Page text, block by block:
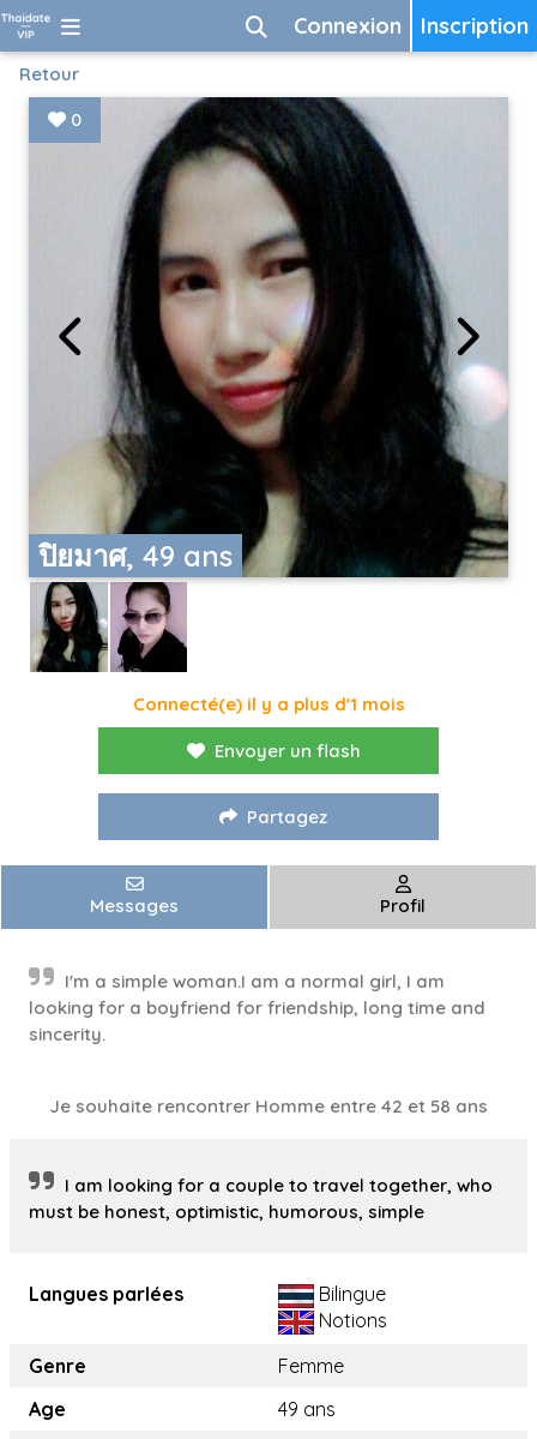
Inscription
Connexion
Retour
ปิยมาศ, 49 ans
0
Connecté(e) il y a plus d'1 mois
Envoyer un flash
Partagez
Messages Profil
I'm a simple woman.I am a normal girl, I am
looking for a boyfriend for friendship, long time and
sincerity.
Je souhaite rencontrer Homme entre 42 et 58 ans
I am looking for a couple to travel together, who
must be honest, optimistic, humorous, simple
Langues parlées
Bilingue
Notions
Genre
Femme
Age
49 ans